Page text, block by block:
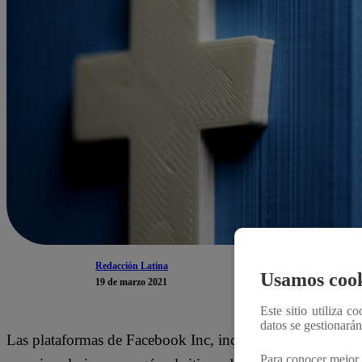
Redacción Latina
19 de marzo 2021
Las plataformas de Facebook Inc, incluidas WhatsApp,
Usamos
Este sitio utiliza
datos se